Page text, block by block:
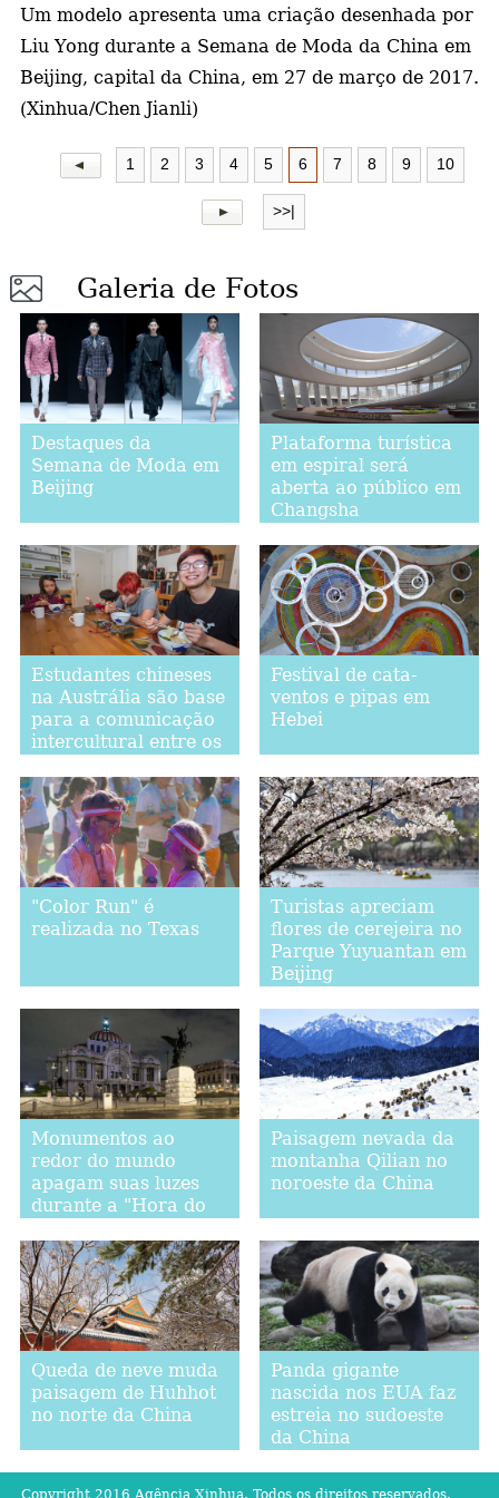
Um modelo apresenta uma criação desenhada por
Liu Yong durante a Semana de Moda da China em
Beijing, capital da China, em 27 de março de 2017.
(Xinhua/Chen Jianli)
1 2 3 4 5 6 7 8 9 10
>>|
Galeria de Fotos
Destaques da
Semana de Moda em
Beijing
Plataforma turística
em espiral será
aberta ao público em
Changsha
Estudantes chineses
na Austrália são base
para a comunicação
intercultural entre os
Festival de cata-
ventos e pipas em
Hebei
"Color Run" é
realizada no Texas
Turistas apreciam
flores de cerejeira no
Parque Yuyuantan em
Beijing
Monumentos ao
redor do mundo
apagam suas luzes
durante a "Hora do
Paisagem nevada da
montanha Qilian no
noroeste da China
Queda de neve muda
paisagem de Huhhot
no norte da China
Panda gigante
nascida nos EUA faz
estreia no sudoeste
da China
Copyright 2016 Agência Xinhua. Todos os direitos reservados.